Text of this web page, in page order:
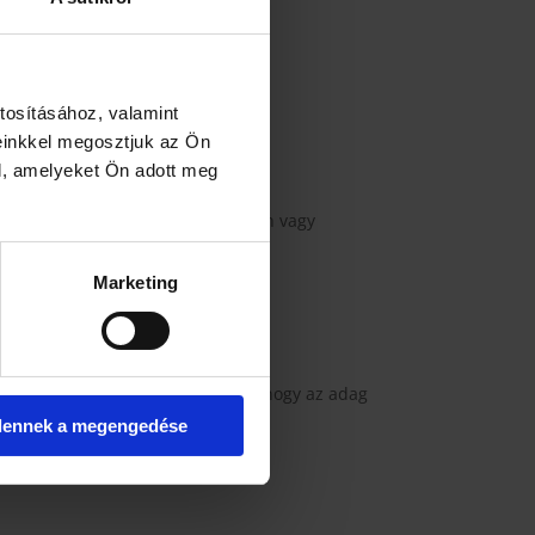
valamint
megosztjuk az Ön
amelyeket Ön adott meg
Marketing
a megengedése
vagy edzés előtti ital.
vagy növényi itallal (melegen vagy
is tökéletes. A stick előnye, hogy az adag